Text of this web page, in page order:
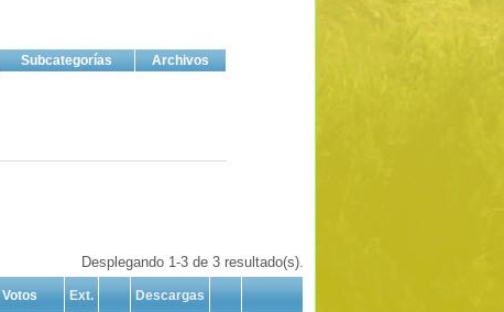
Subcategorías Archivos
Desplegando 1-3 de 3 resultado(s).
Votos Ext. Descargas